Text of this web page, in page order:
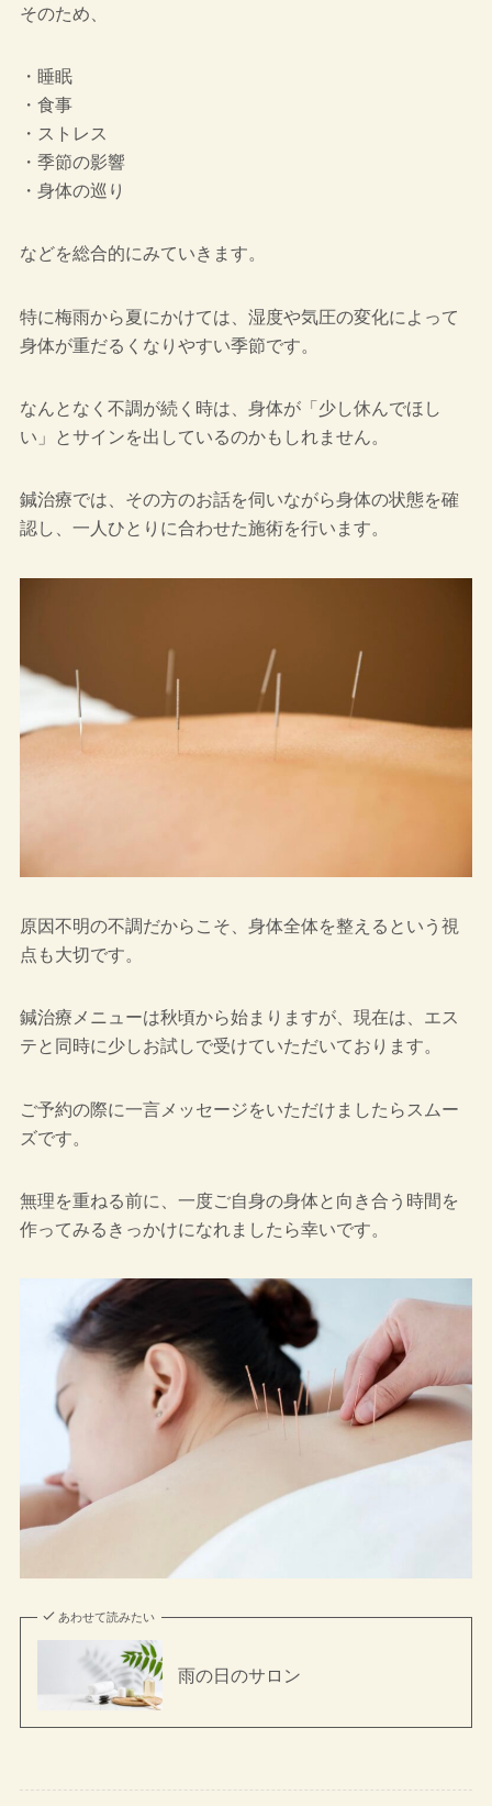
そのため、
・睡眠
・食事
・ストレス
・季節の影響
・身体の巡り
などを総合的にみていきます。
特に梅雨から夏にかけては、湿度や気圧の変化によって
身体が重だるくなりやすい季節です。
なんとなく不調が続く時は、身体が「少し休んでほし
い」とサインを出しているのかもしれません。
鍼治療では、その方のお話を伺いながら身体の状態を確
認し、一人ひとりに合わせた施術を行います。
原因不明の不調だからこそ、身体全体を整えるという視
点も大切です。
鍼治療メニューは秋頃から始まりますが、現在は、エス
テと同時に少しお試しで受けていただいております。
ご予約の際に一言メッセージをいただけましたらスムー
ズです。
無理を重ねる前に、一度ご自身の身体と向き合う時間を
作ってみるきっかけになれましたら幸いです。
あわせて読みたい
雨の日のサロン